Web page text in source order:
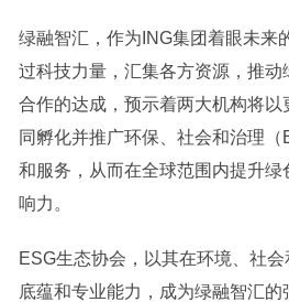
绿融智汇，作为ING集团着眼未来
过科技力量，汇集各方资源，推动
合作的达成，预示着两大机构将
同孵化并推广环保、社会和治理
和服务，从而在全球范围内提升绿
响力。
ESG生态协会，以其在环境、社
底蕴和专业能力，成为绿融智汇